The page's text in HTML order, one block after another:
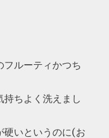
フルーティかつち
ちよく洗えまし
硬いというのに(お